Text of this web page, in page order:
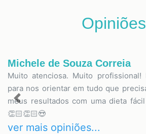
Opiniões
Michele de Souza Correia
Muito atenciosa. Muito profissional!
para nos orientar em tudo que
meus resultados com uma dieta
👏🏻👏🏻😍
ver mais opiniões...
Previous